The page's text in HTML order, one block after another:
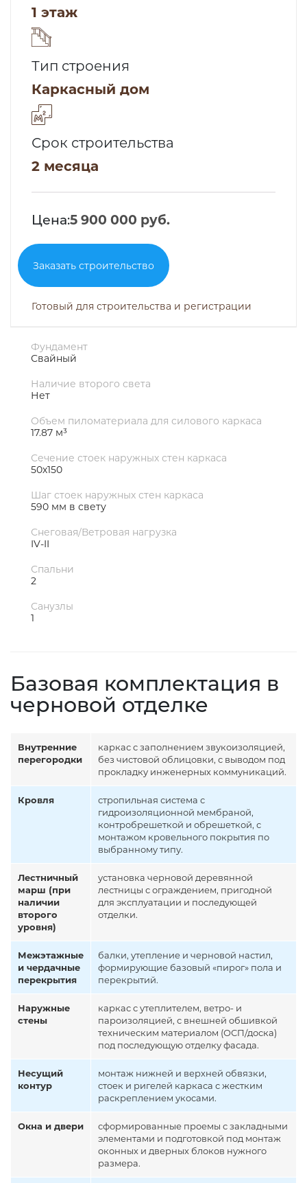
1 этаж
Тип строения
Каркасный дом
Срок строительства
2 месяца
Цена:5 900 000 руб.
Заказать строительство
Готовый для строительства и регистрации
Фундамент
Свайный
Наличие второго света
Нет
Объем пиломатериала для силового каркаса
17.87 м³
Сечение стоек наружных стен каркаса
50х150
Шаг стоек наружных стен каркаса
590 мм в свету
Снеговая/Ветровая нагрузка
IV-II
Спальни
2
Санузлы
1
Базовая комплектация в
черновой отделке
Внутренние
перегородки
каркас с заполнением звукоизоляцией,
без чистовой облицовки, с выводом под
прокладку инженерных коммуникаций.
Кровля
стропильная система с
гидроизоляционной мембраной,
контробрешеткой и обрешеткой, с
монтажом кровельного покрытия по
выбранному типу.
Лестничный
марш (при
наличии
второго
уровня)
установка черновой деревянной
лестницы с ограждением, пригодной
для эксплуатации и последующей
отделки.
Межэтажные
и чердачные
перекрытия
балки, утепление и черновой настил,
формирующие базовый «пирог» пола и
перекрытий.
Наружные
стены
каркас с утеплителем, ветро- и
пароизоляцией, с внешней обшивкой
техническим материалом (ОСП/доска)
под последующую отделку фасада.
Несущий
контур
монтаж нижней и верхней обвязки,
стоек и ригелей каркаса с жестким
раскреплением укосами.
Окна и двери
сформированные проемы с закладными
элементами и подготовкой под монтаж
оконных и дверных блоков нужного
размера.